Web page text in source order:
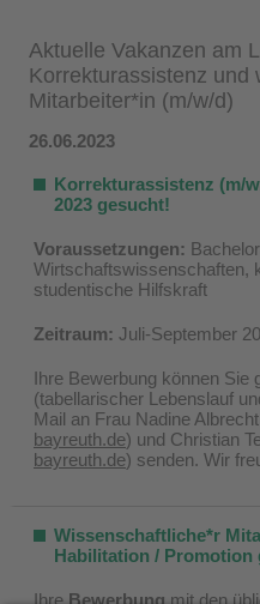
Aktuelle Vakanzen am
Korrekturassistenz und
Mitarbeiter*in (m/w/d)
26.06.2023
Korrekturassistenz (m/
2023 gesucht!
Voraussetzungen:
Wirtschaftswissenschaften,
studentische Hilfskraft
Zeitraum: Juli-September
Ihre Bewerbung können Sie
(tabellarischer Lebenslauf
Mail an Frau Nadine
bayreuth.de) und Christian
bayreuth.de) senden. Wir
Wissenschaftliche*r
Habilitation / Promotion
Ihre Bewerbung mit den